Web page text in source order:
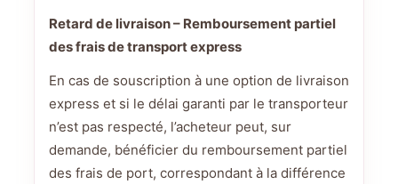
Retard de livraison – Remboursement partiel
des frais de transport express
En cas de souscription à une option de livraison
express et si le délai garanti par le transporteur
n’est pas respecté, l’acheteur peut, sur
demande, bénéficier du remboursement partiel
des frais de port, correspondant à la différence